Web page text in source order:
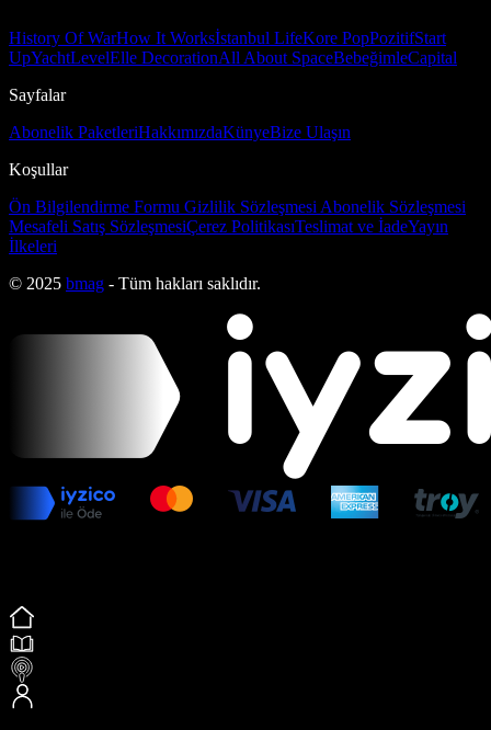
History Of WarHow It Worksİstanbul LifeKore PopPozitifStart
UpYachtLevelElle DecorationAll About SpaceBebeğimleCapital
Sayfalar
Abonelik PaketleriHakkımızdaKünyeBize Ulaşın
Koşullar
Ön Bilgilendirme Formu Gizlilik Sözleşmesi Abonelik Sözleşmesi
Mesafeli Satış SözleşmesiÇerez PolitikasıTeslimat ve İadeYayın
İlkeleri
© 2025 bmag - Tüm hakları saklıdır.